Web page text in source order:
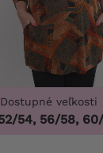
Dostupné veľkosti
54, 56/58, 60/